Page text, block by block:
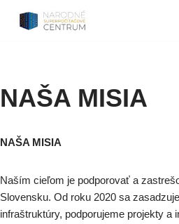
NAŠA MISIA
NAŠA MISIA
Naším cieľom je podporovať a
Slovensku. Od roku 2020 sa
infraštruktúry, podporujeme projekty a